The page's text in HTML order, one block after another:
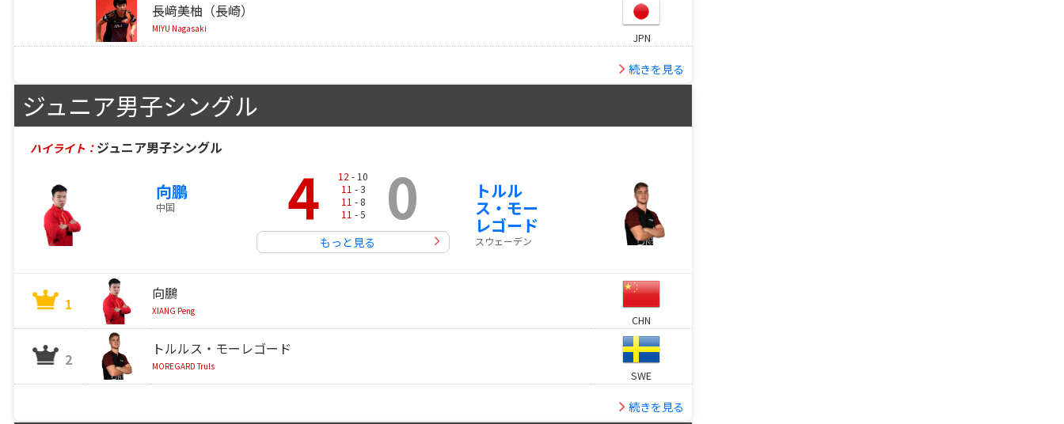
長﨑美柚（長崎）
MIYU Nagasaki
JPN
続きを見る
ジュニア男子シングル
ハイライト： ジュニア男子シングル
向鵬
中国 4 12 - 10
11 - 3
11 - 8
11 - 5 0
もっと見る
トルル
ス・モー
レゴード
スウェーデン
1
向鵬
XIANG Peng
CHN
2
トルルス・モーレゴード
MOREGARD Truls
SWE
続きを見る